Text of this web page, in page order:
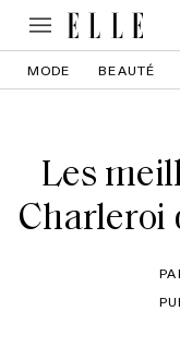
MODE BEAUTÉ
Les
Charleroi